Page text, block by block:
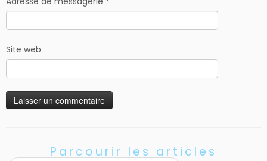
Site web
Parcourir les articles